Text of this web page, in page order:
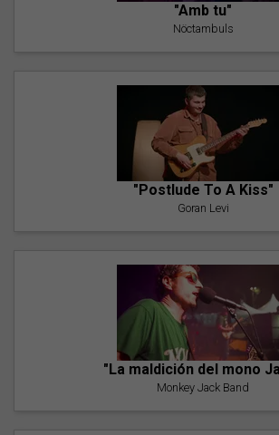
"Amb tu"
Nöctambuls
"Postlude To A Kiss"
Goran Levi
"La maldición del mono
Monkey Jack Band